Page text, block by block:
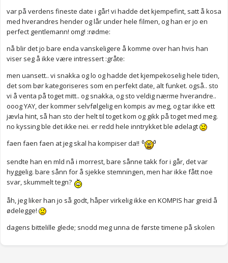
var på verdens fineste date i går! vi hadde det kjempefint, satt å kosa
med hverandres hender og lår under hele filmen, og han er jo en
perfect gentlemann! omg! :rødme:
nå blir det jo bare enda vanskeligere å komme over han hvis han
viser seg å ikke være intressert :gråte:
men uansett.. vi snakka og lo og hadde det kjempekoselig hele tiden,
det som bør kategoriseres som en perfekt date, alt funket. også.. sto
vi å venta på toget mitt.. og snakka, og sto veldig nærme hverandre..
ooog YAY, der kommer selvfølgelig en kompis av meg, og tar ikke ett
jævla hint, så han sto der helt til toget kom og gikk på toget med meg.
no kyssing ble det ikke nei. er redd hele inntrykket ble ødelagt
faen faen faen at jeg skal ha kompiser da!!
sendte han en mld nå i morrest, bare sånne takk for i går, det var
hyggelig. bare sånn for å sjekke stemningen, men har ikke fått noe
svar, skummelt tegn?
åh, jeg liker han jo så godt, håper virkelig ikke en KOMPIS har greid å
ødelegge!
dagens bittelille glede; snodd meg unna de første timene på skolen